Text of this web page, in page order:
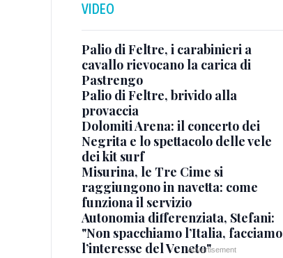
VIDEO
Palio di Feltre, i carabinieri a
cavallo rievocano la carica di
Pastrengo
Palio di Feltre, brivido alla
provaccia
Dolomiti Arena: il concerto dei
Negrita e lo spettacolo delle vele
dei kit surf
Misurina, le Tre Cime si
raggiungono in navetta: come
funziona il servizio
Autonomia differenziata, Stefani:
"Non spacchiamo l’Italia, facciamo
l’interesse del Veneto"